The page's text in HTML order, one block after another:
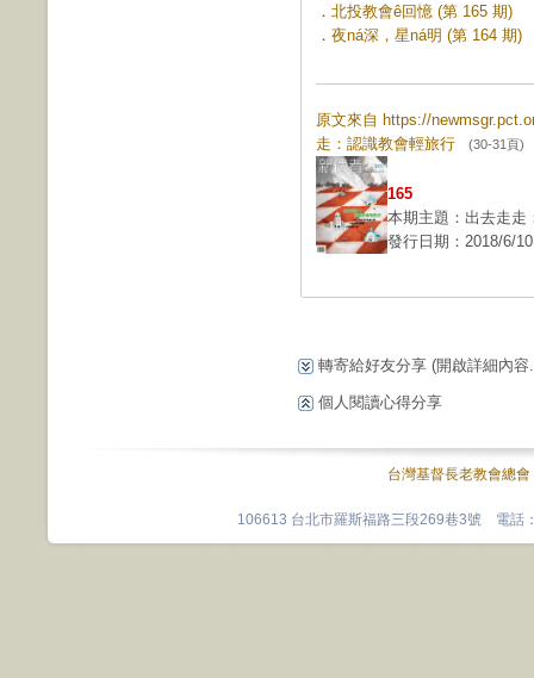
． 北投教會ê回憶 (第 165 期)
． 夜ná深，星ná明 (第 164 期)
原文來自 https://
走：認識教會輕旅行 (30-31頁)
165
本期主題：出去走走
發行日期：2018/6/10
轉寄給好友分享 (開啟詳細內容
個人閱讀心得分享
台灣基督長老教會總會
106613 台北市羅斯福路三段269巷3號 電